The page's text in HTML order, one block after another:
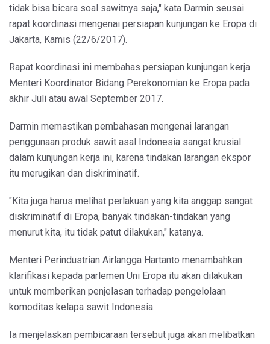
tidak bisa bicara soal sawitnya saja," kata Darmin seusai
rapat koordinasi mengenai persiapan kunjungan ke Eropa di
Jakarta, Kamis (22/6/2017).
Rapat koordinasi ini membahas persiapan kunjungan kerja
Menteri Koordinator Bidang Perekonomian ke Eropa pada
akhir Juli atau awal September 2017.
Darmin memastikan pembahasan mengenai larangan
penggunaan produk sawit asal Indonesia sangat krusial
dalam kunjungan kerja ini, karena tindakan larangan ekspor
itu merugikan dan diskriminatif.
"Kita juga harus melihat perlakuan yang kita anggap sangat
diskriminatif di Eropa, banyak tindakan-tindakan yang
menurut kita, itu tidak patut dilakukan," katanya.
Menteri Perindustrian Airlangga Hartanto menambahkan
klarifikasi kepada parlemen Uni Eropa itu akan dilakukan
untuk memberikan penjelasan terhadap pengelolaan
komoditas kelapa sawit Indonesia.
Ia menjelaskan pembicaraan tersebut juga akan melibatkan